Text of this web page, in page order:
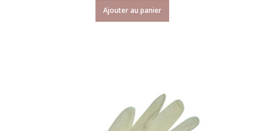
Ajouter au panier